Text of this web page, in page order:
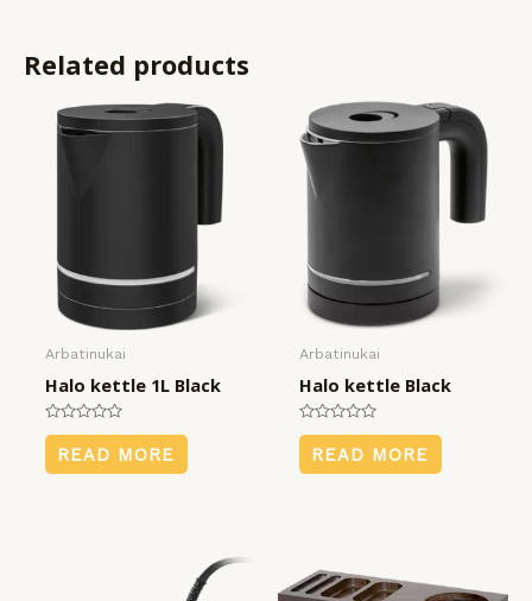
Related products
Arbatinukai
Halo kettle 1L Black
Rated
out
of
READ MORE
Arbatinukai
Halo kettle Black
Rated
out
of
READ MORE